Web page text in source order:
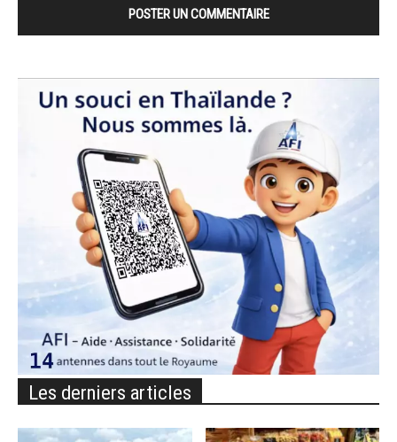
Les derniers articles